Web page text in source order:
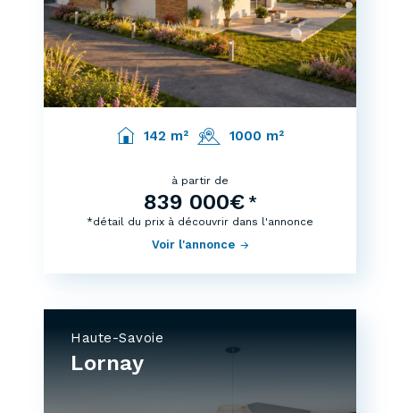
142 m² 1000 m²
à partir de
839 000€ *
Voir l'annonce
*détail du prix à découvrir dans l'annonce
Haute-Savoie
Lornay